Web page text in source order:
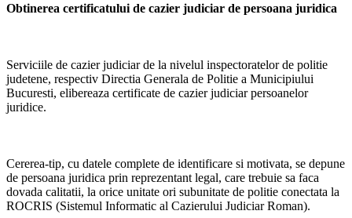
Obtinerea certificatului de cazier judiciar de persoana juridica
Serviciile de cazier judiciar de la nivelul inspectoratelor de politie
judetene, respectiv Directia Generala de Politie a Municipiului
Bucuresti, elibereaza certificate de cazier judiciar persoanelor
juridice.
Cererea-tip, cu datele complete de identificare si motivata, se depune
de persoana juridica prin reprezentant legal, care trebuie sa faca
dovada calitatii, la orice unitate ori subunitate de politie conectata la
ROCRIS (Sistemul Informatic al Cazierului Judiciar Roman).